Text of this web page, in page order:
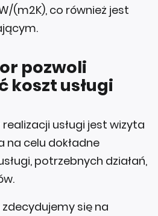
(m2K), co również jest
pozwoli
koszt usługi
usługi jest wizyta
celu dokładne
potrzebnych działań,
się na